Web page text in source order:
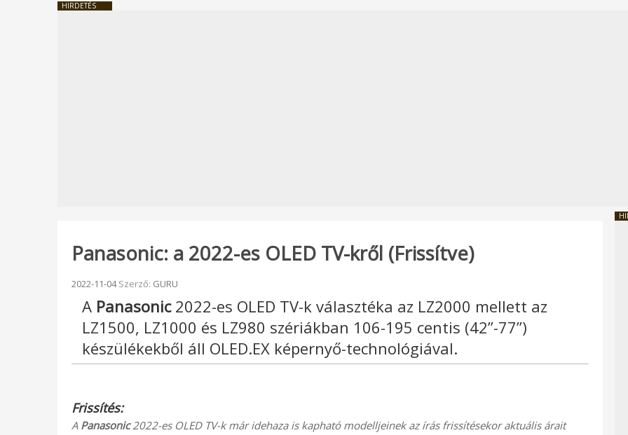
HIRDETÉS
Panasonic: a 2022-es OLED TV-kről (Frissítve)
Beküldve:
2022-11-04Szerző: GURU
A Panasonic2022-es OLED TV-k választéka az LZ2000 mellett az
LZ1500, LZ1000 és LZ980 szériákban 106-195 centis (42”-77”)
készülékekből áll OLED.EX képernyő-technológiával.
Frissítés:
A Panasonic2022-es OLED TV-k már idehaza is kapható modelljeinek az írás frissítésekor aktuális árait